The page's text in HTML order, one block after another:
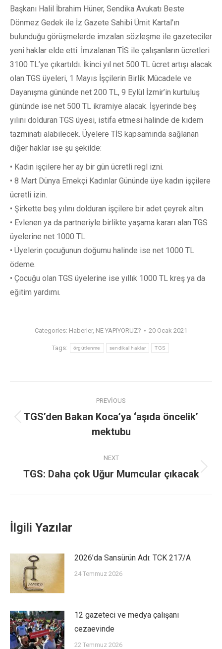
Başkanı Halil İbrahim Hüner, Sendika Avukatı Beste
Dönmez Gedek ile İz Gazete Sahibi Ümit Kartal’ın
bulunduğu görüşmelerde imzalan sözleşme ile gazeteciler
yeni haklar elde etti. İmzalanan TİS ile çalışanların ücretleri
3100 TL’ye çıkartıldı. İkinci yıl net 500 TL ücret artışı alacak
olan TGS üyeleri, 1 Mayıs İşçilerin Birlik Mücadele ve
Dayanışma gününde net 200 TL, 9 Eylül İzmir’in kurtuluş
gününde ise net 500 TL ikramiye alacak. İşyerinde beş
yılını dolduran TGS üyesi, istifa etmesi halinde de kıdem
tazminatı alabilecek. Üyelere TİS kapsamında sağlanan
diğer haklar ise şu şekilde:
• Kadın işçilere her ay bir gün ücretli regl izni.
• 8 Mart Dünya Emekçi Kadınlar Gününde üye kadın işçilere
ücretli izin.
• Şirkette beş yılını dolduran işçilere bir adet çeyrek altın.
• Evlenen ya da partneriyle birlikte yaşama kararı alan TGS
üyelerine net 1000 TL.
• Üyelerin çocuğunun doğumu halinde ise net 1000 TL
ödeme.
• Çocuğu olan TGS üyelerine ise yıllık 1000 TL kreş ya da
eğitim yardımı.
Categories: Haberler, NE YAPIYORUZ? 20 Ocak 2021
Tags: örgütlenme sendikal haklar TGS
PREVIOUS
TGS’den Bakan Koca’ya ‘aşıda öncelik’
mektubu
NEXT
TGS: Daha çok Uğur Mumcular çıkacak
İlgili Yazılar
2026’da Sansürün Adı: TCK 217/A
24 Temmuz 2026
12 gazeteci ve medya çalışanı
cezaevinde
22 Temmuz 2026